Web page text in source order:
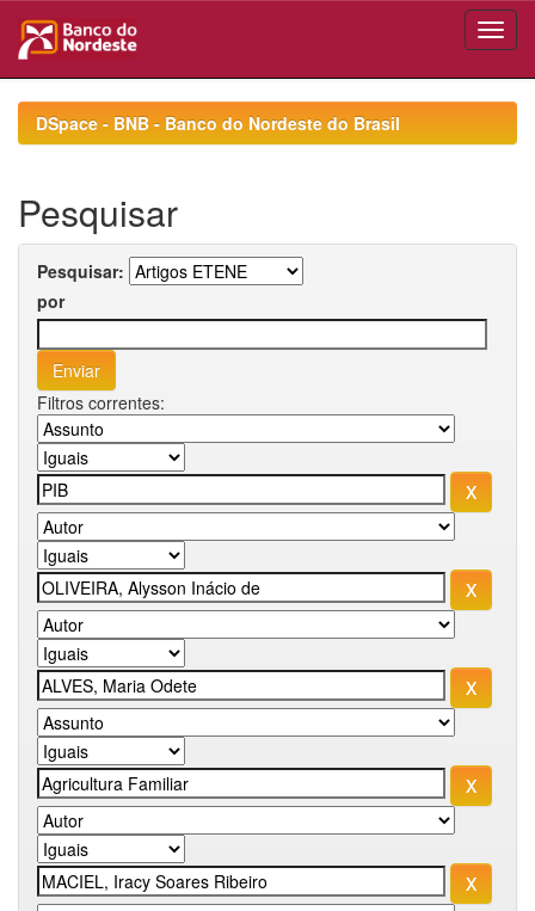
navigationDSpace - BNB - Banco do Nordeste do Brasil
Pesquisar
Pesquisar:
por
Filtros correntes: